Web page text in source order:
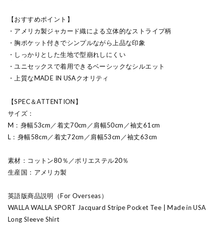
【おすすめポイント】
・アメリカ製ジャカード織による立体的なストライプ柄
・胸ポケット付きでシンプルながら上品な印象
・しっかりとした生地で型崩れしにくい
・ユニセックスで着用できるベーシックなシルエット
・上質なMADE IN USAクオリティ
【SPEC＆ATTENTION】
サイズ：
M：身幅53cm／着丈70cm／肩幅50cm／袖丈61cm
L：身幅58cm／着丈72cm／肩幅53cm／袖丈63cm
素材：コットン80％／ポリエステル20％
生産国：アメリカ製
英語版商品説明（For Overseas）
WALLA WALLA SPORT Jacquard Stripe Pocket Tee | Made in USA
Long Sleeve Shirt